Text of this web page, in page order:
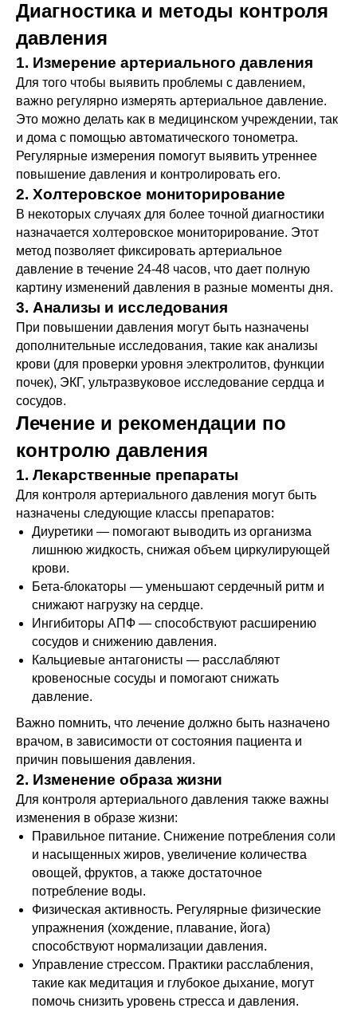
Диагностика и методы контроля
давления
1. Измерение артериального давления
Для того чтобы выявить проблемы с давлением,
важно регулярно измерять артериальное давление.
Это можно делать как в медицинском учреждении, так
и дома с помощью автоматического тонометра.
Регулярные измерения помогут выявить утреннее
повышение давления и контролировать его.
2. Холтеровское мониторирование
В некоторых случаях для более точной диагностики
назначается холтеровское мониторирование. Этот
метод позволяет фиксировать артериальное
давление в течение 24-48 часов, что дает полную
картину изменений давления в разные моменты дня.
3. Анализы и исследования
При повышении давления могут быть назначены
дополнительные исследования, такие как анализы
крови (для проверки уровня электролитов, функции
почек), ЭКГ, ультразвуковое исследование сердца и
сосудов.
Лечение и рекомендации по
контролю давления
1. Лекарственные препараты
Для контроля артериального давления могут быть
назначены следующие классы препаратов:
Диуретики — помогают выводить из организма
лишнюю жидкость, снижая объем циркулирующей
крови.
Бета-блокаторы — уменьшают сердечный ритм и
снижают нагрузку на сердце.
Ингибиторы АПФ — способствуют расширению
сосудов и снижению давления.
Кальциевые антагонисты — расслабляют
кровеносные сосуды и помогают снижать
давление.
Важно помнить, что лечение должно быть назначено
врачом, в зависимости от состояния пациента и
причин повышения давления.
2. Изменение образа жизни
Для контроля артериального давления также важны
изменения в образе жизни:
Правильное питание. Снижение потребления соли
и насыщенных жиров, увеличение количества
овощей, фруктов, а также достаточное
потребление воды.
Физическая активность. Регулярные физические
упражнения (хождение, плавание, йога)
способствуют нормализации давления.
Управление стрессом. Практики расслабления,
такие как медитация и глубокое дыхание, могут
помочь снизить уровень стресса и давления.